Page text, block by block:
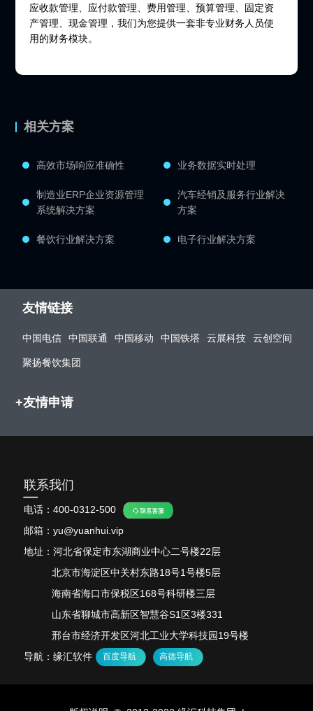
应收款管理、应付款管理、费用管理、预算管理、固定资
产管理、现金管理，我们为您提供一套非专业财务人员使
用的财务模块。
相关方案
高效市场响应准确性 业务数据实时处理
制造业ERP企业资源管理
系统解决方案
汽车经销及服务行业解决
方案
餐饮行业解决方案 电子行业解决方案
友情链接
中国电信 中国联通 中国移动 中国铁塔 云展科技 云创空间
聚扬餐饮集团
+友情申请
联系我们
电话：400-0312-500
邮箱：yu@yuanhui.vip
地址：河北省保定市东湖商业中心二号楼22层
北京市海淀区中关村东路18号1号楼5层
海南省海口市保税区168号科研楼三层
山东省聊城市高新区智慧谷S1区3楼331
邢台市经济开发区河北工业大学科技园19号楼
导航：缘汇软件
百度导航 高德导航